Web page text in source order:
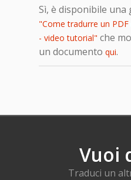
Sì, è disponibile una
"Come tradurre un
- video tutorial" che
un documento qui.
Vuoi
Traduci un